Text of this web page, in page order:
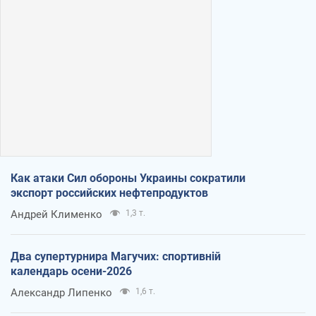
Как атаки Сил обороны Украины сократили
экспорт российских нефтепродуктов
Андрей Клименко 1,3 т.
Два супертурнира Магучих: спортивній
календарь осени-2026
Александр Липенко 1,6 т.